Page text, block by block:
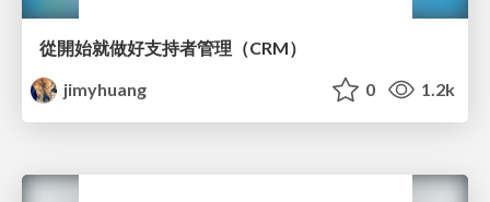
從開始就做好支持者管理（CRM）
jimyhuang
0 1.2k